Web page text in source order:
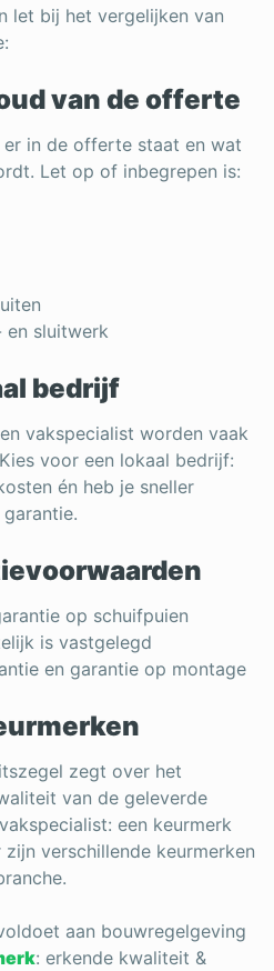
let bij het vergelijken van
van de offerte
in de offerte staat en wat
Let op of inbegrepen is:
en sluitwerk
bedrijf
vakspecialist worden vaak
Kies voor een lokaal bedrijf:
én heb je sneller
op schuifpuien
is vastgelegd
en garantie op montage
zegt over het
van de geleverde
: een keurmerk
zijn verschillende keurmerken
aan bouwregelgeving
: erkende kwaliteit &